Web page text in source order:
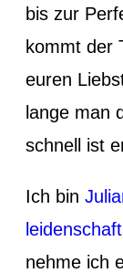
bis zur
kommt der
euren
lange man
schnell ist
Ich bin
nehme ich